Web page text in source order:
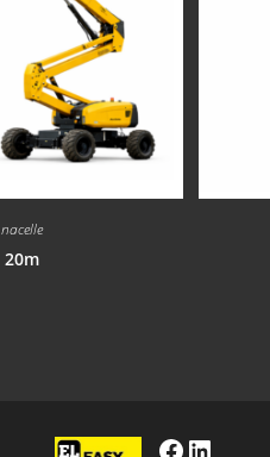
nacelle
20m
Facebook LinkedIn